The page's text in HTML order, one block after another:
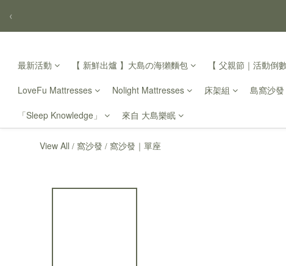
‹
最新活動 【 新鮮出爐 】大島の海獺麵包 【 父親節｜活動倒
LoveFu Mattresses Nolight Mattresses 床架組 島窩沙發
「Sleep Knowledge」 來自 大島樂眠
View All / 窩沙發 / 窩沙發｜單座